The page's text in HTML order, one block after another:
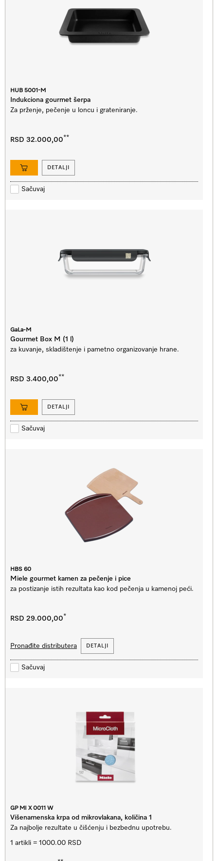
HUB 5001-M
Indukciona gourmet šerpa
Za prženje, pečenje u loncu i grateniranje.
RSD 32.000,00**
DETALJI
Sačuvaj
GaLa-M
Gourmet Box M (1 l)
za kuvanje, skladištenje i pametno organizovanje hrane.
RSD 3.400,00**
DETALJI
Sačuvaj
HBS 60
Miele gourmet kamen za pečenje i pice
za postizanje istih rezultata kao kod pečenja u kamenoj peći.
RSD 29.000,00*
DETALJI
Pronađite distributera
Sačuvaj
GP MI X 0011 W
Višenamenska krpa od mikrovlakana, količina 1
Za najbolje rezultate u čišćenju i bezbednu upotrebu.
1 artikli = 1000.00 RSD